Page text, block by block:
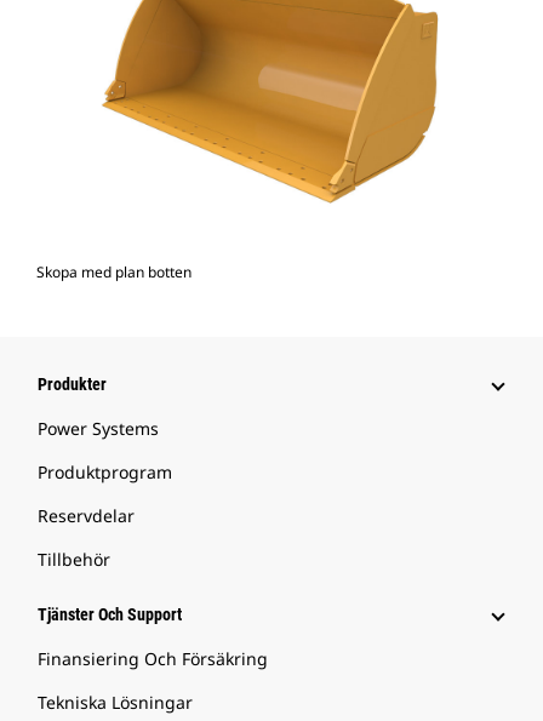
Skopa med plan botten
Produkter
Power Systems
Produktprogram
Reservdelar
Tillbehör
Tjänster Och Support
Finansiering Och Försäkring
Tekniska Lösningar